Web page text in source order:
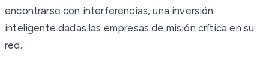
encontrarse con interferencias, una inversión
inteligente dadas las empresas de misión crítica en su
red.